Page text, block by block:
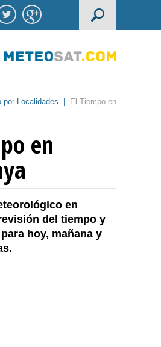
por Localidades
El Tiempo en
en
en
del tiempo y
hoy, mañana y